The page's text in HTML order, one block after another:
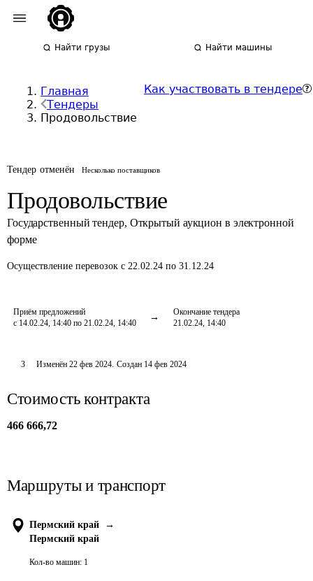
Найти грузы Найти машины
Главная
Тендеры
Продовольствие
Как участвовать в тендере
Тендер отменён Несколько поставщиков
Продовольствие
Государственный тендер, Открытый аукцион в электронной
форме
Осуществление перевозок с 22.02.24 по 31.12.24
Приём предложений
с 14.02.24, 14:40 по 21.02.24, 14:40
Окончание тендера
21.02.24, 14:40
3 Изменён 22 фев 2024. Создан 14 фев 2024
Стоимость контракта
466 666,72
Маршруты и транспорт
Пермский край
→
Пермский край
Кол-во машин: 1